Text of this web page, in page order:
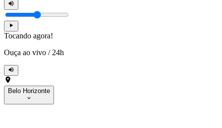
Tocando agora!
Ouça ao vivo / 24h
Belo Horizonte